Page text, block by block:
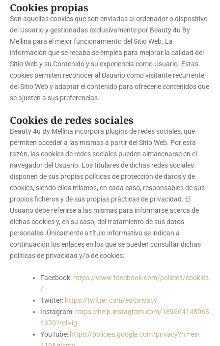
Cookies propias
Son aquellas cookies que son enviadas al ordenador o dispositivo
del Usuario y gestionadas exclusivamente por Beauty 4u By
Mellina para el mejor funcionamiento del Sitio Web. La
información que se recaba se emplea para mejorar la calidad del
Sitio Web y su Contenido y su experiencia como Usuario. Estas
cookies permiten reconocer al Usuario como visitante recurrente
del Sitio Web y adaptar el contenido para ofrecerle contenidos que
se ajusten a sus preferencias.
Cookies de redes sociales
Beauty 4u By Mellina incorpora plugins de redes sociales, que
permiten acceder a las mismas a partir del Sitio Web. Por esta
razón, las cookies de redes sociales pueden almacenarse en el
navegador del Usuario. Los titulares de dichas redes sociales
disponen de sus propias políticas de protección de datos y de
cookies, siendo ellos mismos, en cada caso, responsables de sus
propios ficheros y de sus propias prácticas de privacidad. El
Usuario debe referirse a las mismas para informarse acerca de
dichas cookies y, en su caso, del tratamiento de sus datos
personales. Únicamente a título informativo se indican a
continuación los enlaces en los que se pueden consultar dichas
políticas de privacidad y/o de cookies:
Facebook: https://www.facebook.com/policies/cookies
/
Twitter: https://twitter.com/es/privacy
Instagram: https://help.instagram.com/189664148063
4370?ref=ig
YouTube: https://policies.google.com/privacy?hl=es-